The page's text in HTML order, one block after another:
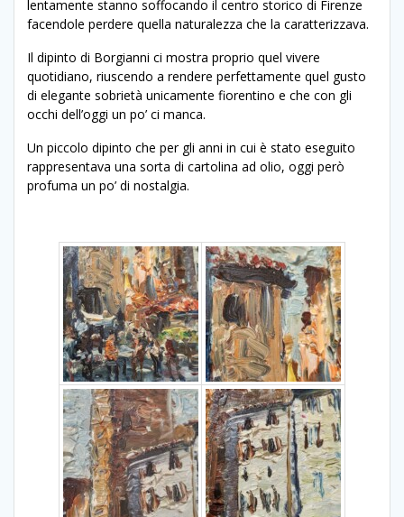
lentamente stanno soffocando il centro storico di Firenze
facendole perdere quella naturalezza che la caratterizzava.
Il dipinto di Borgianni ci mostra proprio quel vivere
quotidiano, riuscendo a rendere perfettamente quel gusto
di elegante sobrietà unicamente fiorentino e che con gli
occhi dell’oggi un po’ ci manca.
Un piccolo dipinto che per gli anni in cui è stato eseguito
rappresentava una sorta di cartolina ad olio, oggi però
profuma un po’ di nostalgia.